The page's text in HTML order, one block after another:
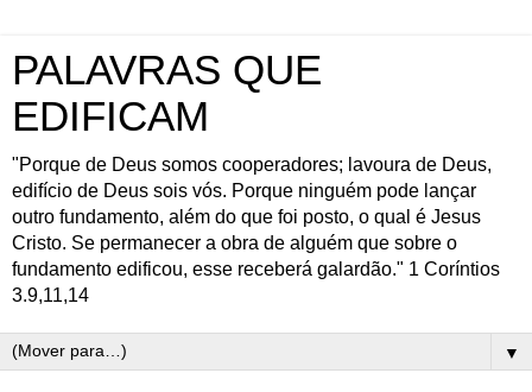
PALAVRAS QUE
EDIFICAM
"Porque de Deus somos cooperadores; lavoura de Deus,
edifício de Deus sois vós. Porque ninguém pode lançar
outro fundamento, além do que foi posto, o qual é Jesus
Cristo. Se permanecer a obra de alguém que sobre o
fundamento edificou, esse receberá galardão." 1 Coríntios
3.9,11,14
▼